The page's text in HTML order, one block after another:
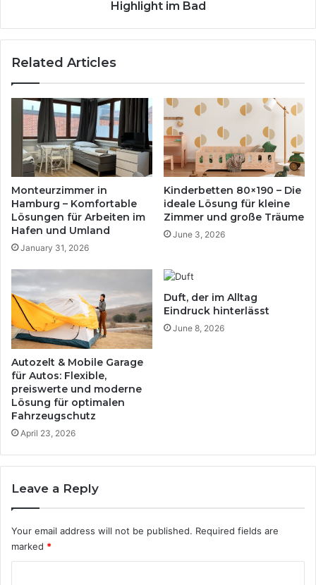
m
m
M
e
n
s
h
e
n
r
h
i
g
e
A
p
p
s
o
r
u
g
e
w
e
n
–
m
d
e
r
e
s
H
i
g
h
l
i
i
m
a
d
Highlight im Bad
Related Articles
Monteurzimmer in
Hamburg – Komfortable
Lösungen für Arbeiten im
Hafen und Umland
January 31, 2026
Kinderbetten 80×190 – Die
ideale Lösung für kleine
Zimmer und große Träume
June 3, 2026
Autozelt & Mobile Garage
für Autos: Flexible,
preiswerte und moderne
Lösung für optimalen
Fahrzeugschutz
April 23, 2026
Duft, der im Alltag
Eindruck hinterlässt
June 8, 2026
Leave a Reply
Your email address will not be published. Required fields are
marked *